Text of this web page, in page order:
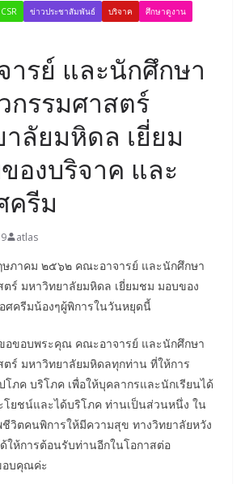
ข่าวประชาสัมพันธ์ บริจาค
ศึกษาดูงาน
รย์ และนักศึกษา
รรมศาสตร์
ลัยมหิดล เยี่ยม
องบริจาค และ
ครีม
atlas
ภาคม ๒๕๖๒ คณะอาจารย์ และนักศึกษา
ร์ มหาวิทยาลัยมหิดล เยี่ยมชม มอบของ
ศครีมน้องๆผู้พิการในวันหยุดนี้
อขอบพระคุณ คณะอาจารย์ และนักศึกษา
ร์ มหาวิทยาลัยมหิดลทุกท่าน ที่ให้การ
ภค บริโภค เพื่อให้บุคลากรและนักเรียนได้
โยชน์และได้บริโภค ท่านเป็นส่วนหนึ่ง ใน
ตคนพิการให้มีความสุข ทางวิทยาลัยหวัง
ด้ให้การต้อนรับท่านอีกในโอกาสต่อ
บคุณค่ะ